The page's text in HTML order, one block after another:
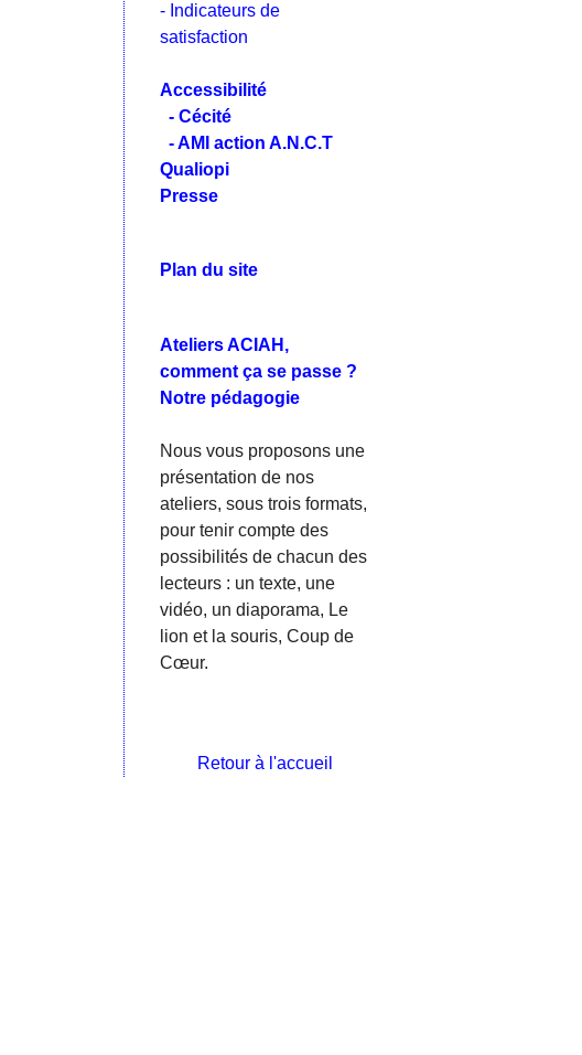
- Indicateurs de
satisfaction
Accessibilité
- Cécité
- AMI action A.N.C.T
Qualiopi
Presse
Plan du site
Ateliers ACIAH,
comment ça se passe ?
Notre pédagogie
Nous vous proposons une
présentation de nos
ateliers, sous trois formats,
pour tenir compte des
possibilités de chacun des
lecteurs : un texte, une
vidéo, un diaporama, Le
lion et la souris, Coup de
Cœur.
Retour à l'accueil